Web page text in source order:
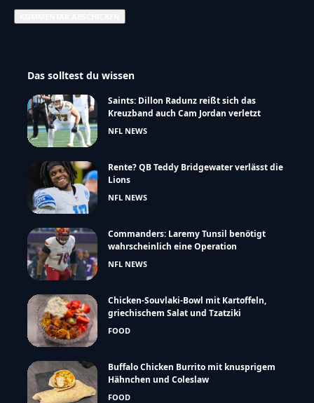
Das solltest du wissen
Saints: Dillon Radunz reißt sich das
Kreuzband auch Cam Jordan verletzt
NFL NEWS
Rente? QB Teddy Bridgewater verlässt die
Lions
NFL NEWS
Commanders: Laremy Tunsil benötigt
wahrscheinlich eine Operation
NFL NEWS
Chicken-Souvlaki-Bowl mit Kartoffeln,
griechischem Salat und Tzatziki
FOOD
Buffalo Chicken Burrito mit knusprigem
Hähnchen und Coleslaw
FOOD